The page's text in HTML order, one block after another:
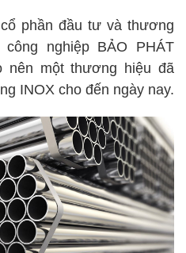
phần đầu tư và thương
nghiệp BẢO PHÁT
một thương hiệu đã
INOX cho đến ngày nay.